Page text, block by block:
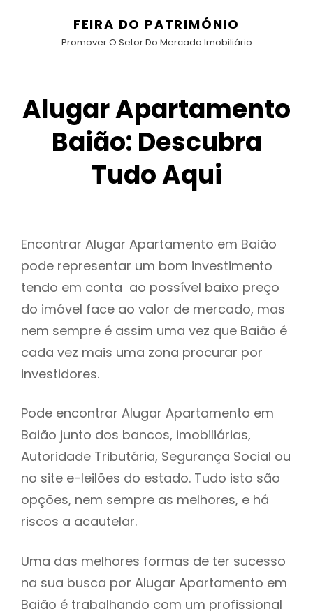
FEIRA DO PATRIMÓNIO
Promover O Setor Do Mercado Imobiliário
Alugar Apartamento
Baião: Descubra
Tudo Aqui
Encontrar Alugar Apartamento em Baião
pode representar um bom investimento
tendo em conta ao possível baixo preço
do imóvel face ao valor de mercado, mas
nem sempre é assim uma vez que Baião é
cada vez mais uma zona procurar por
investidores.
Pode encontrar Alugar Apartamento em
Baião junto dos bancos, imobiliárias,
Autoridade Tributária, Segurança Social ou
no site e-leilões do estado. Tudo isto são
opções, nem sempre as melhores, e há
riscos a acautelar.
Uma das melhores formas de ter sucesso
na sua busca por Alugar Apartamento em
Baião é trabalhando com um profissional